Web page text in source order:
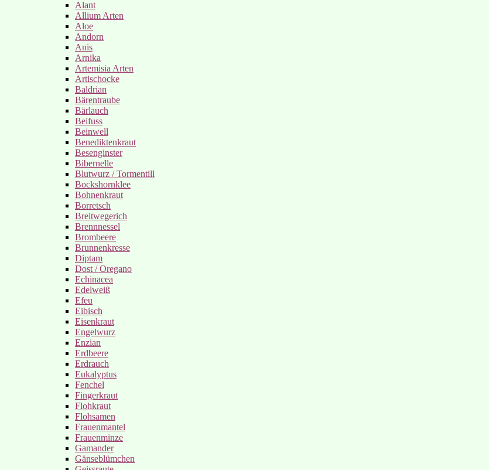
Alant
Allium Arten
Aloe
Andorn
Anis
Arnika
Artemisia Arten
Artischocke
Baldrian
Bärentraube
Bärlauch
Beifuss
Beinwell
Benediktenkraut
Besenginster
Bibernelle
Blutwurz / Tormentill
Bockshornklee
Bohnenkraut
Borretsch
Breitwegerich
Brennnessel
Brombeere
Brunnenkresse
Diptam
Dost / Oregano
Echinacea
Edelweiß
Efeu
Eibisch
Eisenkraut
Engelwurz
Enzian
Erdbeere
Erdrauch
Eukalyptus
Fenchel
Fingerkraut
Flohkraut
Flohsamen
Frauenmantel
Frauenminze
Gamander
Gänseblümchen